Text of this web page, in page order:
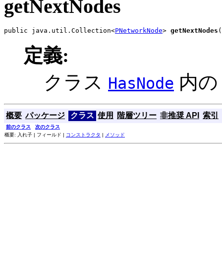
getNextNodes
public java.util.Collection<PNetworkNode> getNextNodes (
定義:
クラス HasNode 内
概要 パッケージ クラス 使用 階層ツリー 非推奨 API 索引
前のクラス
次のクラス
概要: 入れ子 | フィールド | コンストラクタ メソッド